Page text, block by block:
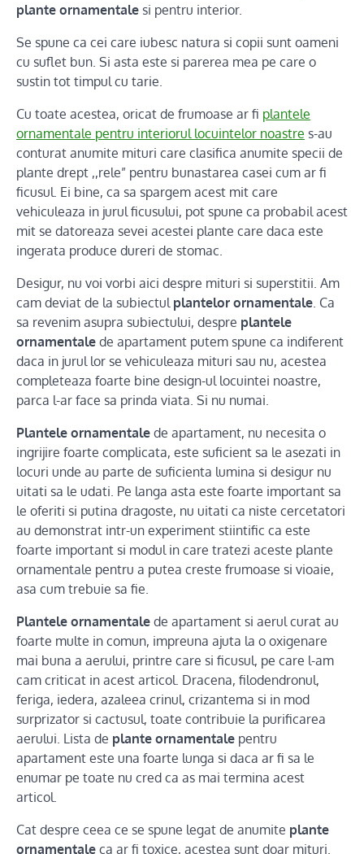
plante ornamentale si pentru interior.
Se spune ca cei care iubesc natura si copii sunt oameni
cu suflet bun. Si asta este si parerea mea pe care o
sustin tot timpul cu tarie.
Cu toate acestea, oricat de frumoase ar fi plantele
ornamentale pentru interiorul locuintelor noastre s-au
conturat anumite mituri care clasifica anumite specii de
plante drept ,,rele” pentru bunastarea casei cum ar fi
ficusul. Ei bine, ca sa spargem acest mit care
vehiculeaza in jurul ficusului, pot spune ca probabil acest
mit se datoreaza sevei acestei plante care daca este
ingerata produce dureri de stomac.
Desigur, nu voi vorbi aici despre mituri si superstitii. Am
cam deviat de la subiectul plantelor ornamentale . Ca
sa revenim asupra subiectului, despre plantele
ornamentale de apartament putem spune ca indiferent
daca in jurul lor se vehiculeaza mituri sau nu, acestea
completeaza foarte bine design-ul locuintei noastre,
parca l-ar face sa prinda viata. Si nu numai.
Plantele ornamentale de apartament, nu necesita o
ingrijire foarte complicata, este suficient sa le asezati in
locuri unde au parte de suficienta lumina si desigur nu
uitati sa le udati. Pe langa asta este foarte important sa
le oferiti si putina dragoste, nu uitati ca niste cercetatori
au demonstrat intr-un experiment stiintific ca este
foarte important si modul in care tratezi aceste plante
ornamentale pentru a putea creste frumoase si vioaie,
asa cum trebuie sa fie.
Plantele ornamentale de apartament si aerul curat au
foarte multe in comun, impreuna ajuta la o oxigenare
mai buna a aerului, printre care si ficusul, pe care l-am
cam criticat in acest articol. Dracena, filodendronul,
feriga, iedera, azaleea crinul, crizantema si in mod
surprizator si cactusul, toate contribuie la purificarea
aerului. Lista de plante ornamentale pentru
apartament este una foarte lunga si daca ar fi sa le
enumar pe toate nu cred ca as mai termina acest
articol.
Cat despre ceea ce se spune legat de anumite plante
ornamentale ca ar fi toxice, acestea sunt doar mituri.